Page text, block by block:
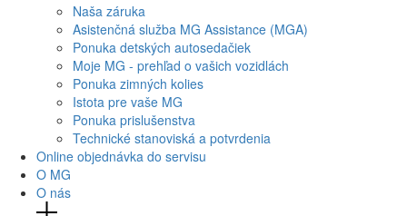
Naša záruka
Asistenčná služba MG Assistance (MGA)
Ponuka detských autosedačiek
Moje MG - prehľad o vašich vozidlách
Ponuka zimných kolies
Istota pre vaše MG
Ponuka prislušenstva
Technické stanoviská a potvrdenia
Online objednávka do servisu
O MG
O nás